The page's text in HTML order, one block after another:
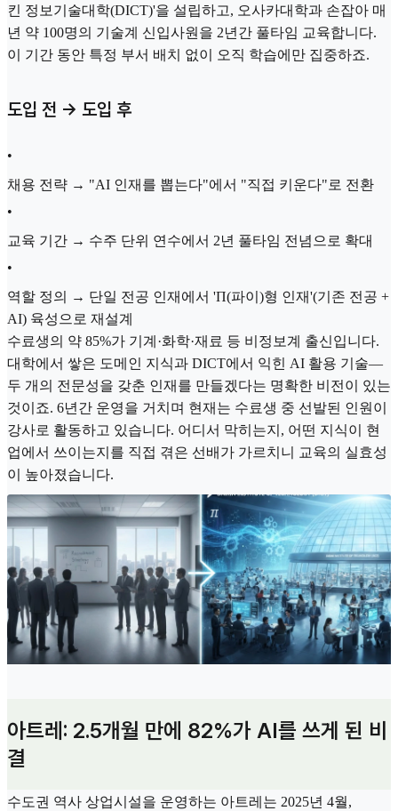
킨 정보기술대학(DICT)'을 설립하고, 오사카대학과 손잡아 매
년 약 100명의 기술계 신입사원을 2년간 풀타임 교육합니다.
이 기간 동안 특정 부서 배치 없이 오직 학습에만 집중하죠.
도입 전 → 도입 후
•
채용 전략 → "AI 인재를 뽑는다"에서 "직접 키운다"로 전환
•
교육 기간 → 수주 단위 연수에서 2년 풀타임 전념으로 확대
•
역할 정의 → 단일 전공 인재에서 'Π(파이)형 인재'(기존 전공 +
AI) 육성으로 재설계
수료생의 약 85%가 기계·화학·재료 등 비정보계 출신입니다.
대학에서 쌓은 도메인 지식과 DICT에서 익힌 AI 활용 기술—
두 개의 전문성을 갖춘 인재를 만들겠다는 명확한 비전이 있는
것이죠. 6년간 운영을 거치며 현재는 수료생 중 선발된 인원이
강사로 활동하고 있습니다. 어디서 막히는지, 어떤 지식이 현
업에서 쓰이는지를 직접 겪은 선배가 가르치니 교육의 실효성
이 높아졌습니다.
아트레: 2.5개월 만에 82%가 AI를 쓰게 된 비
결
수도권 역사 상업시설을 운영하는 아트레는 2025년 4월,